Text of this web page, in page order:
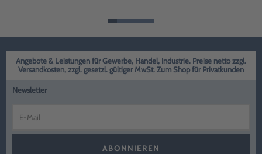
Angebote & Leistungen für Gewerbe, Handel, Industrie. Preise netto zzgl.
Versandkosten, zzgl. gesetzl. gültiger MwSt. Zum Shop für Privatkunden
Newsletter
ABONNIEREN